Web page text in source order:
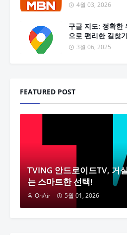
4월 03, 2026
구글 지도: 정확한
으로 편리한 길찾
3월 06, 2025
FEATURED POST
TVING 안드로이드TV, 거
는 스마트한 선택!
OnAir 5월 01, 2026